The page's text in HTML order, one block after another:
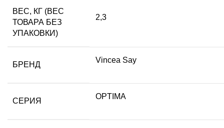
ВЕС, КГ (ВЕС
ТОВАРА БЕЗ
УПАКОВКИ)
2,3
БРЕНД
Vincea Say
СЕРИЯ
OPTIMA